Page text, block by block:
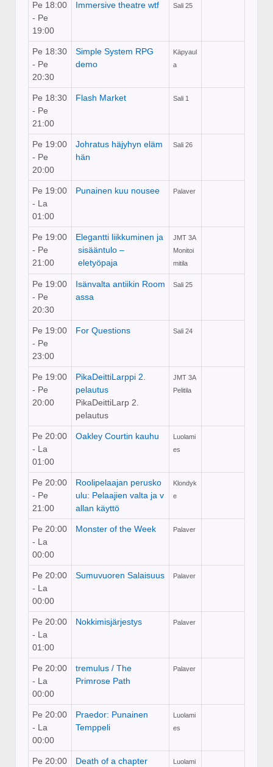
Pe 18:00
- Pe
19:00
Immersive theatre wtf Sali 25
Pe 18:30
- Pe
20:30
Simple System RPG
demo
Käpyaul
a
Pe 18:30
- Pe
21:00
Flash Market Sali 1
Pe 19:00
- Pe
20:00
Johratus häjyhyn eläm
hän
Sali 26
Pe 19:00
- La
01:00
Punainen kuu nousee Palaver
Pe 19:00
- Pe
21:00
Elegantti liikkuminen ja
sisääntulo –
eletyöpaja
JMT 3A
Monitoi
mitila
Pe 19:00
- Pe
20:30
Isänvalta antiikin Room
assa
Sali 25
Pe 19:00
- Pe
23:00
For Questions Sali 24
Pe 19:00
- Pe
20:00
PikaDeittiLarppi 2.
pelautus
PikaDeittiLarp 2.
pelautus
JMT 3A
Pelitila
Pe 20:00
- La
01:00
Oakley Courtin kauhu
Luolami
es
Pe 20:00
- Pe
21:00
Roolipelaajan perusko
ulu: Pelaajien valta ja v
allan käyttö
Klondyk
e
Pe 20:00
- La
00:00
Monster of the Week Palaver
Pe 20:00
- La
00:00
Sumuvuoren Salaisuus Palaver
Pe 20:00
- La
01:00
Nokkimisjärjestys Palaver
Pe 20:00
- La
00:00
tremulus / The
Primrose Path
Palaver
Pe 20:00
- La
00:00
Praedor: Punainen
Temppeli
Luolami
es
Pe 20:00
Death of a chapter
Luolami